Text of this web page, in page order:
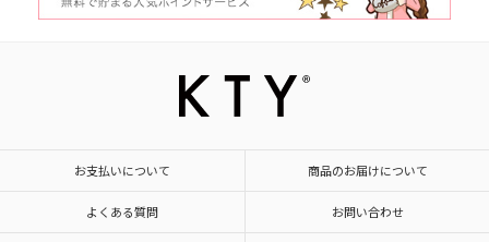
お支払いについて 商品のお届けについて
よくある質問 お問い合わせ